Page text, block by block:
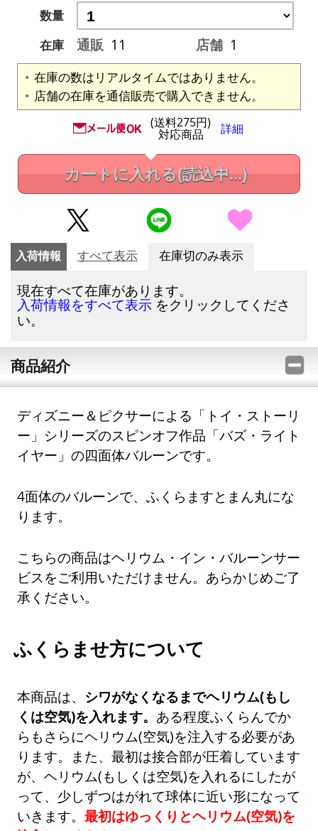
数量
在庫
通販 11 店舗 1
在庫の数はリアルタイムではありません。
店舗の在庫を通信販売で購入できません。
(送料275円)
対応商品 詳細
カートに入れる(読込中...)
入荷情報 すべて表示 在庫切のみ表示
現在すべて在庫があります。
入荷情報をすべて表示 をクリックしてくださ
い。
商品紹介
ディズニー＆ピクサーによる「トイ・ストーリ
ー」シリーズのスピンオフ作品「バズ・ライト
イヤー」の四面体バルーンです。
4面体のバルーンで、ふくらますとまん丸にな
ります。
こちらの商品はヘリウム・イン・バルーンサー
ビスをご利用いただけません。あらかじめご了
承ください。
ふくらませ方について
本商品は、 シワがなくなるまでヘリウム(もし
くは空気)を入れます。 ある程度ふくらんでか
らもさらにヘリウム(空気)を注入する必要があ
ります。また、最初は接合部が圧着しています
が、ヘリウム(もしくは空気)を入れるにしたが
って、少しずつはがれて球体に近い形になって
いきます。最初はゆっくりとヘリウム(空気)を